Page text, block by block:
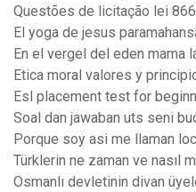
Questões de licitação lei
El yoga de jesus
En el vergel del eden mama
Etica moral valores y
Esl placement test for
Soal dan jawaban uts seni
Porque soy asi me llaman
Türklerin ne zaman ve nasıl
Osmanlı devletinin divan